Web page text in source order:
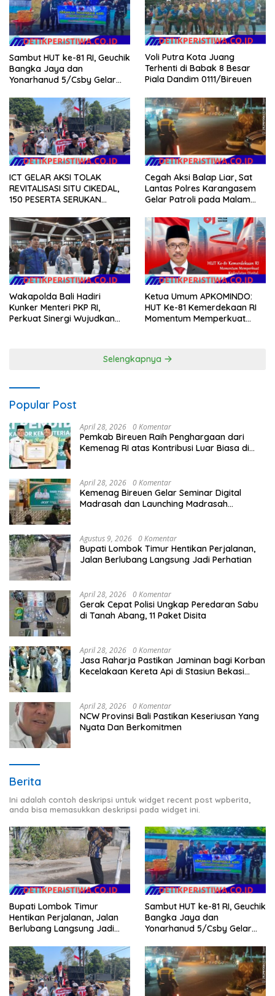
Sambut HUT ke-81 RI, Geuchik
Bangka Jaya dan
Yonarhanud 5/Csby Gelar
Gerakan Indonesia Asri
Voli Putra Kota Juang
Terhenti di Babak 8 Besar
Piala Dandim 0111/Bireuen
ICT GELAR AKSI TOLAK
REVITALISASI SITU CIKEDAL,
150 PESERTA SERUKAN
Cegah Aksi Balap Liar, Sat
Lantas Polres Karangasem
Gelar Patroli pada Malam
Wakapolda Bali Hadiri
Kunker Menteri PKP RI,
Perkuat Sinergi Wujudkan
Ketua Umum APKOMINDO:
HUT Ke-81 Kemerdekaan RI
Momentum Memperkuat
Emas 2045
Selengkapnya
Popular Post
April 28, 2026 0 Komentar
Pemkab Bireuen Raih Penghargaan dari
Kemenag RI atas Kontribusi Luar Biasa di
April 28, 2026 0 Komentar
Kemenag Bireuen Gelar Seminar Digital
Madrasah dan Launching Madrasah
Agustus 9, 2026 0 Komentar
Bupati Lombok Timur Hentikan Perjalanan,
Jalan Berlubang Langsung Jadi Perhatian
April 28, 2026 0 Komentar
Gerak Cepat Polisi Ungkap Peredaran Sabu
di Tanah Abang, 11 Paket Disita
April 28, 2026 0 Komentar
Jasa Raharja Pastikan Jaminan bagi Korban
Kecelakaan Kereta Api di Stasiun Bekasi
April 28, 2026 0 Komentar
NCW Provinsi Bali Pastikan Keseriusan Yang
Nyata Dan Berkomitmen
Berita
Ini adalah contoh deskripsi untuk widget recent post wpberita,
anda bisa memasukkan deskripsi pada widget ini.
Bupati Lombok Timur
Hentikan Perjalanan, Jalan
Berlubang Langsung Jadi
Sambut HUT ke-81 RI, Geuchik
Bangka Jaya dan
Yonarhanud 5/Csby Gelar
Gerakan Indonesia Asri